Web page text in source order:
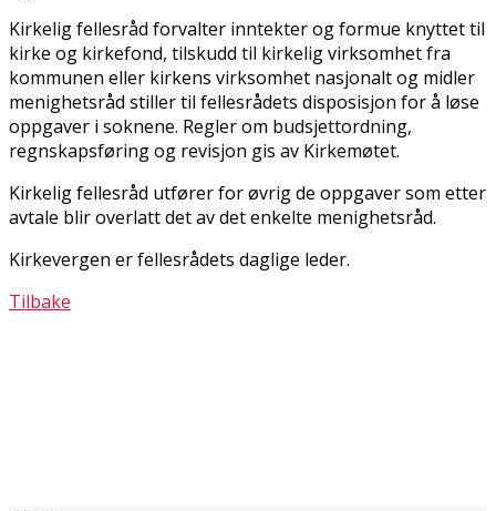
Kirkelig fellesråd forvalter inntekter og formue knyttet til
kirke og kirkefond, tilskudd til kirkelig virksomhet fra
kommunen eller kirkens virksomhet nasjonalt og midler
menighetsråd stiller til fellesrådets disposisjon for å løse
oppgaver i soknene. Regler om budsjettordning,
regnskapsføring og revisjon gis av Kirkemøtet.
Kirkelig fellesråd utfører for øvrig de oppgaver som etter
avtale blir overlatt det av det enkelte menighetsråd.
Kirkevergen er fellesrådets daglige leder.
Tilbake